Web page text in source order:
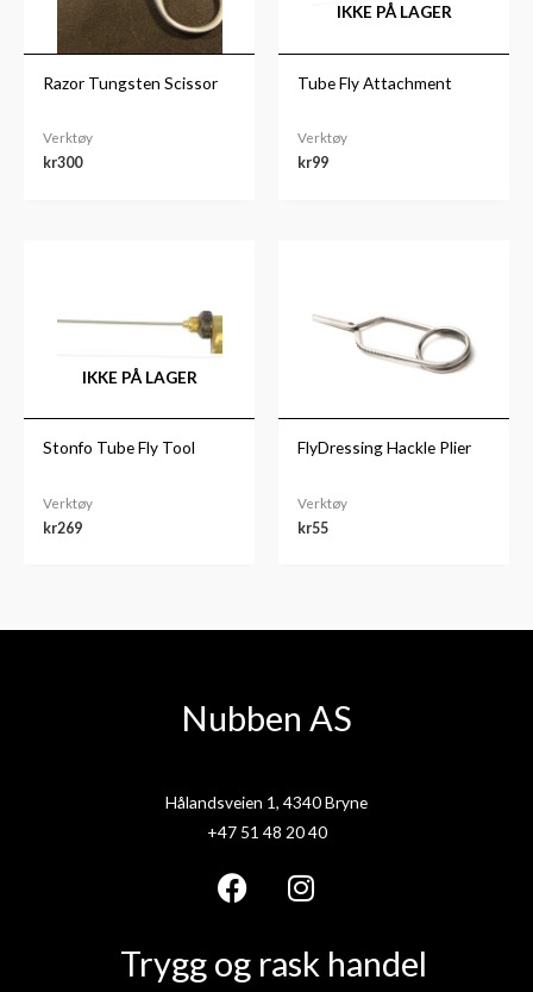
Razor Tungsten Scissor
Verktøy
kr300
IKKE PÅ LAGER
Tube Fly Attachment
Verktøy
kr99
IKKE PÅ LAGER
Stonfo Tube Fly Tool
Verktøy
kr269
FlyDressing Hackle Plier
Verktøy
kr55
Nubben AS
Hålandsveien 1, 4340 Bryne
+47 51 48 20 40
F
c
I
n
s
Trygg og rask handel